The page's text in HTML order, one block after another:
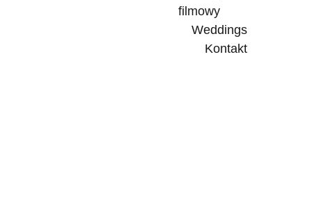
filmowy
Weddings
Kontakt